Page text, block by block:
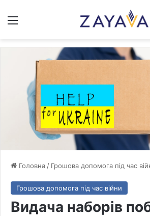
Меню
Головна / Грошова допомога під час
Грошова допомога під час війни
Видача наборів